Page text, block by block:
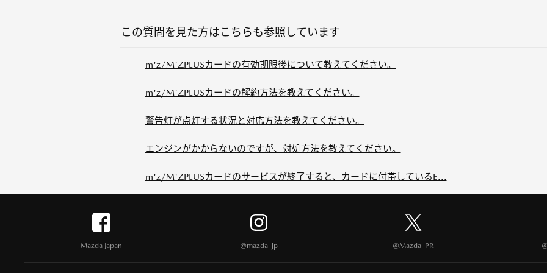
この質問を見た方はこちらも参照しています
m'z/M'ZPLUSカードの有効期限後について教えてください。
m'z/M'ZPLUSカードの解約方法を教えてください。
警告灯が点灯する状況と対応方法を教えてください。
エンジンがかからないのですが、対処方法を教えてください。
m'z/M'ZPLUSカードのサービスが終了すると、カードに付帯しているE...
Mazda Japan @mazda_jp @Mazda_PR